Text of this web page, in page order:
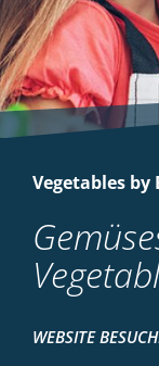
Vegetables by
WEBSITE